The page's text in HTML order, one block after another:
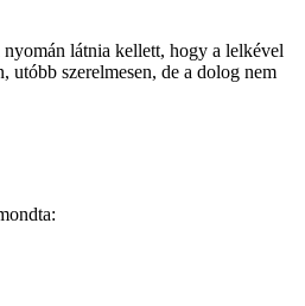
látnia kellett, hogy a lelkével
utóbb szerelmesen, de a dolog nem